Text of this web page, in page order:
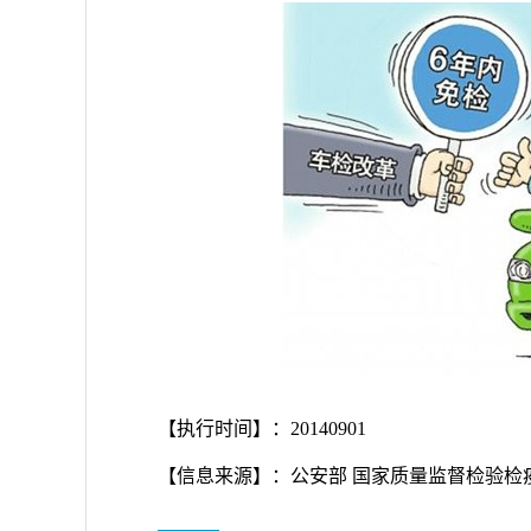
【执行时间】：20140901
【信息来源】：公安部 国家质量监督检验检